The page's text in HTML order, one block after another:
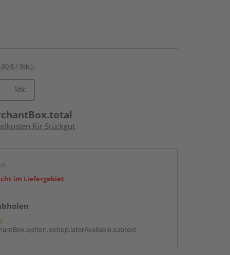
€ / Stk.)
Stk.
für Stückgut
im Liefergebiet